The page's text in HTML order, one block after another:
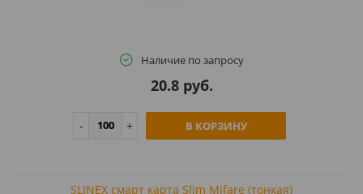
Наличие по запросу
20.8 руб.
В КОРЗИНУ
SLINEX смарт карта Slim Mifare (тонкая)